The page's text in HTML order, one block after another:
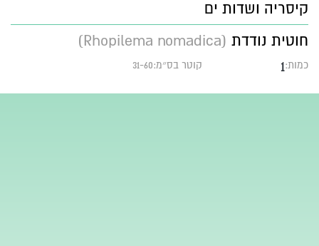
קיסריה ושדות ים
חוטית נודדת (Rhopilema nomadica)
כמות:1 קוטר בס״מ:31-60